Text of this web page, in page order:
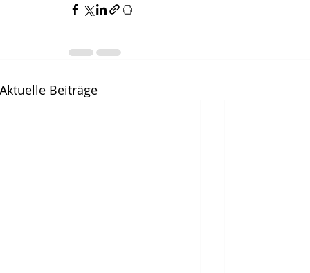
Aktuelle Beiträge